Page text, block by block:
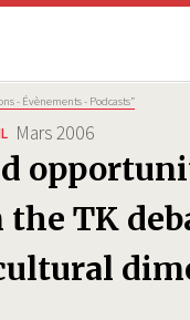
- Évènements - Podcasts”
Mars 2006
TK